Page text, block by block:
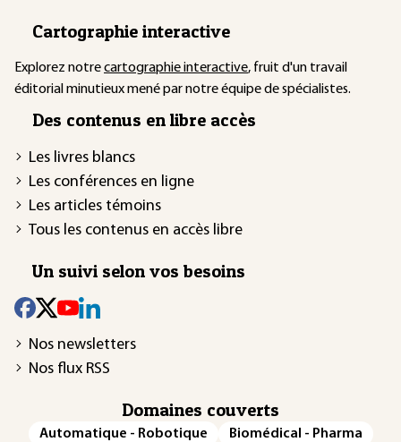
Cartographie interactive
Explorez notrecartographie interactive, fruit d'un travail
éditorial minutieux mené par notre équipe de spécialistes.
Des contenus en libre accès
Les livres blancs
Les conférences en ligne
Les articles témoins
Tous les contenus en accès libre
Un suivi selon vos besoins
Nos newsletters
Nos flux RSS
Domaines couverts
Automatique - Robotique
Biomédical - Pharma